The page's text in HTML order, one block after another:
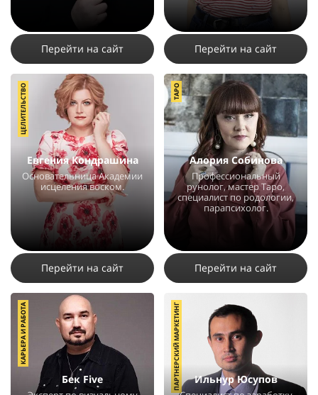
Перейти на сайт
5023
Перейти на сайт
Евгения Кондрашина
Основательница Академии
исцеления воском.
15834 16
ЦЕЛИТЕЛЬСТВО
Перейти на сайт
Алория Собинова
Профессиональный
рунолог, мастер Таро,
специалист по родологии,
парапсихолог.
ТАРО
Перейти на сайт
Бек Five
КАРЬЕРА И РАБОТА
Ильнур Юсупов
ПАРТНЕРСКИЙ МАРКЕТИНГ